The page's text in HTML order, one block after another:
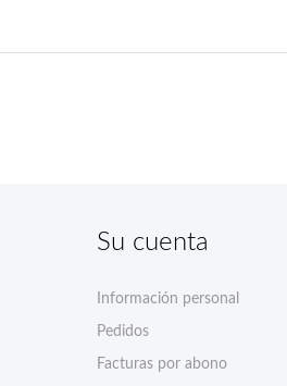
Su cuenta
Información personal
Pedidos
Facturas por abono